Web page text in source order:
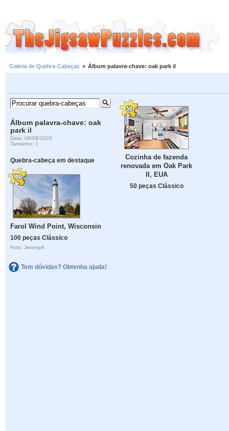
Galeria de Quebra-Cabeças » Álbum palavra-chave: oak park il
Álbum palavra-chave: oak
park il
Data: 08/08/2026
Tamanho: 1
Quebra-cabeça em destaque
Farol Wind Point, Wisconsin
100 peças Clássico
Foto: JeremyA
Tem dúvidas? Obtenha ajuda!
Cozinha de fazenda
renovada em Oak Park
Il, EUA
50 peças Clássico